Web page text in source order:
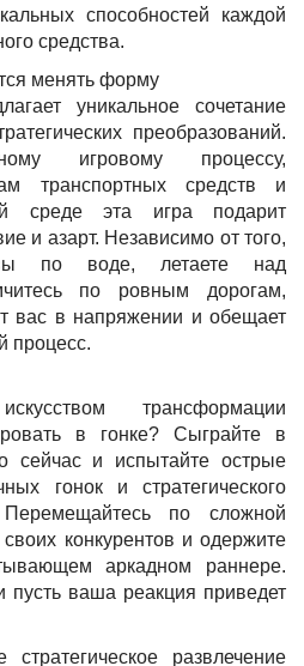
способностей каждой
средства.
менять форму
уникальное сочетание
преобразований.
игровому процессу,
транспортных средств и
среде эта игра подарит
и азарт. Независимо от того,
по воде, летаете над
по ровным дорогам,
вас в напряжении и обещает
процесс.
трансформации
в гонке? Сыграйте в
сейчас и испытайте острые
гонок и стратегического
по сложной
конкурентов и одержите
аркадном раннере.
пусть ваша реакция приведет
развлечение